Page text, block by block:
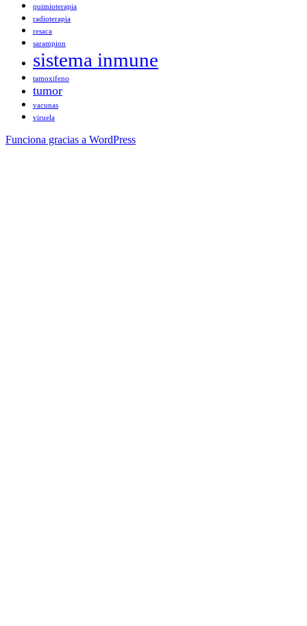
quimioterapia
radioterapia
resaca
sarampion
sistema inmune
tamoxifeno
tumor
vacunas
viruela
Funciona gracias a WordPress